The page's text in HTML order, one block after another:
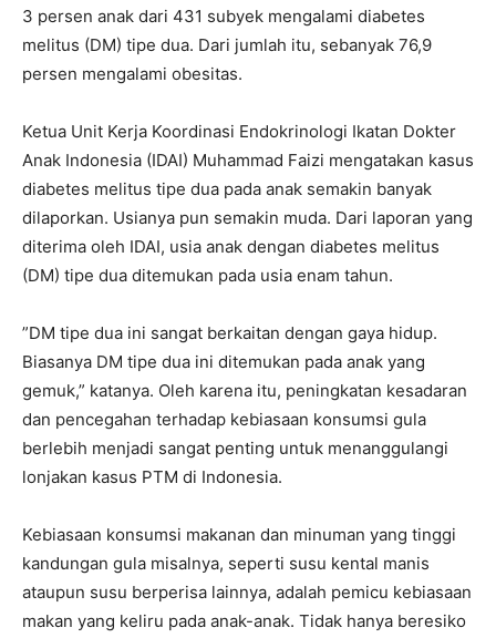
3 persen anak dari 431 subyek mengalami diabetes
melitus (DM) tipe dua. Dari jumlah itu, sebanyak 76,9
persen mengalami obesitas.
Ketua Unit Kerja Koordinasi Endokrinologi Ikatan Dokter
Anak Indonesia (IDAI) Muhammad Faizi mengatakan kasus
diabetes melitus tipe dua pada anak semakin banyak
dilaporkan. Usianya pun semakin muda. Dari laporan yang
diterima oleh IDAI, usia anak dengan diabetes melitus
(DM) tipe dua ditemukan pada usia enam tahun.
”DM tipe dua ini sangat berkaitan dengan gaya hidup.
Biasanya DM tipe dua ini ditemukan pada anak yang
gemuk,” katanya. Oleh karena itu, peningkatan kesadaran
dan pencegahan terhadap kebiasaan konsumsi gula
berlebih menjadi sangat penting untuk menanggulangi
lonjakan kasus PTM di Indonesia.
Kebiasaan konsumsi makanan dan minuman yang tinggi
kandungan gula misalnya, seperti susu kental manis
ataupun susu berperisa lainnya, adalah pemicu kebiasaan
makan yang keliru pada anak-anak. Tidak hanya beresiko